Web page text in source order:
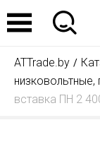
ATTrade.by
низковольтные,
вставка ПН 2